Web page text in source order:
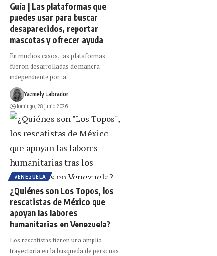
Guía | Las plataformas que
puedes usar para buscar
desaparecidos, reportar
mascotas y ofrecer ayuda
En muchos casos, las plataformas
fueron desarrolladas de manera
independiente por la…
Yazmely Labrador
domingo, 28 junio 2026
VENEZUELA
¿Quiénes son Los Topos, los
rescatistas de México que
apoyan las labores
humanitarias en Venezuela?
Los rescatistas tienen una amplia
trayectoria en la búsqueda de personas